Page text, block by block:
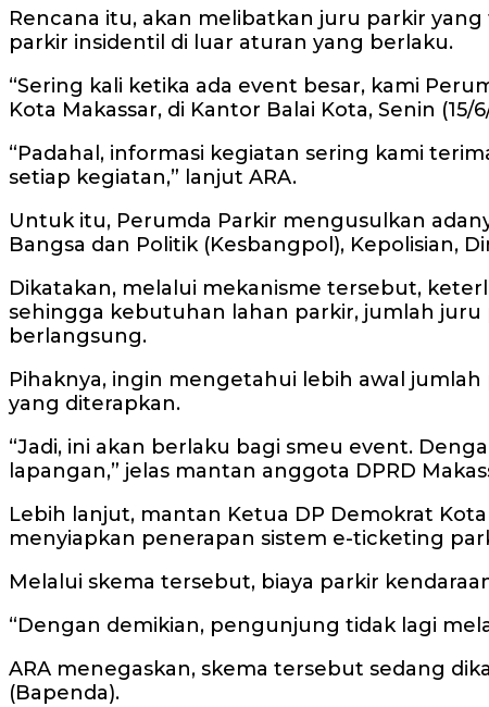
Rencana itu, akan melibatkan juru parkir
parkir insidentil di luar aturan yang berlaku.
“Sering kali ketika ada event besar, kami
Kota Makassar, di Kantor Balai Kota, Senin (15/
“Padahal, informasi kegiatan sering kami
setiap kegiatan,” lanjut ARA.
Untuk itu, Perumda Parkir mengusulkan
Bangsa dan Politik (Kesbangpol), Kepolisian,
Dikatakan, melalui mekanisme tersebut,
sehingga kebutuhan lahan parkir, jumlah
berlangsung.
Pihaknya, ingin mengetahui lebih awal
yang diterapkan.
“Jadi, ini akan berlaku bagi smeu event.
lapangan,” jelas mantan anggota DPRD
Lebih lanjut, mantan Ketua DP Demokrat
menyiapkan penerapan sistem e-ticketing
Melalui skema tersebut, biaya parkir
“Dengan demikian, pengunjung tidak lagi
ARA menegaskan, skema tersebut sedang
(Bapenda).